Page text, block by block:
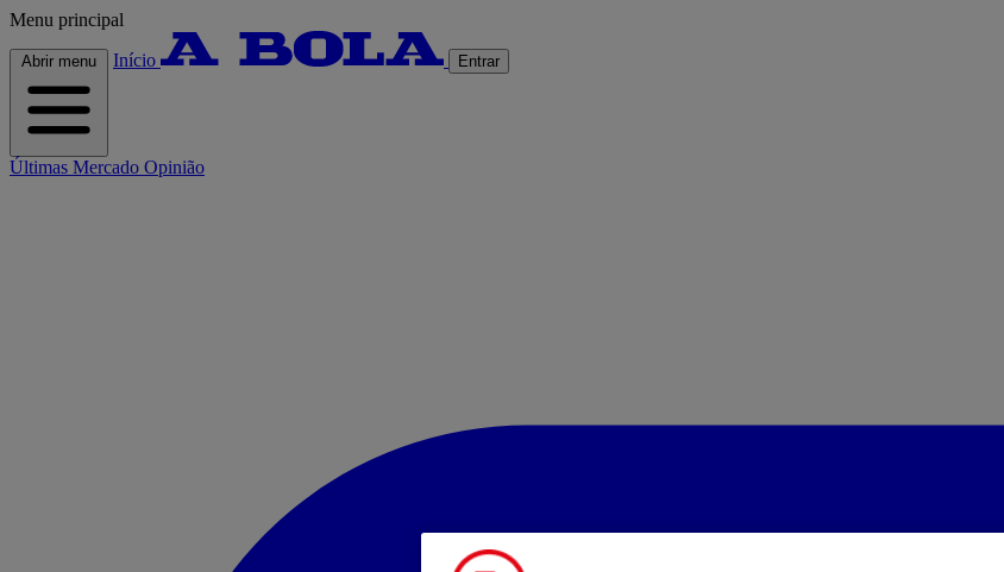
Menu principal
Abrir menu Início Entrar
Últimas Mercado Opinião